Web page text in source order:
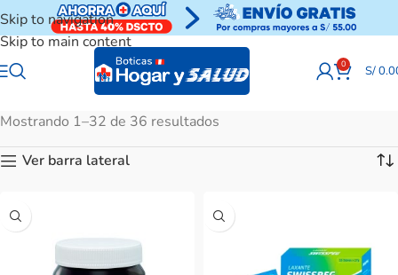
Skip to navigation
Skip to main content
0 S/
Mostrando 1–32 de 36 resultados
Ver barra lateral